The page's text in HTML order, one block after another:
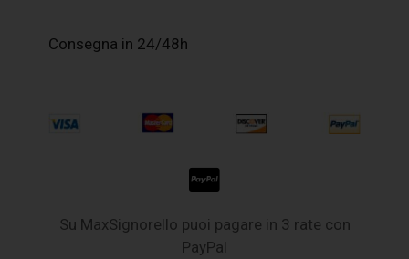
Consegna in 24/48h
Su MaxSignorello puoi pagare in 3 rate con
PayPal